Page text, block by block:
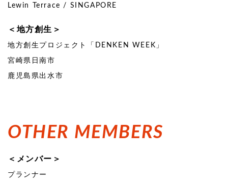
Lewin Terrace / SINGAPORE
＜地方創生＞
地方創生プロジェクト「DENKEN WEEK」
宮崎県日南市
鹿児島県出水市
OTHER MEMBERS
＜メンバー＞
プランナー